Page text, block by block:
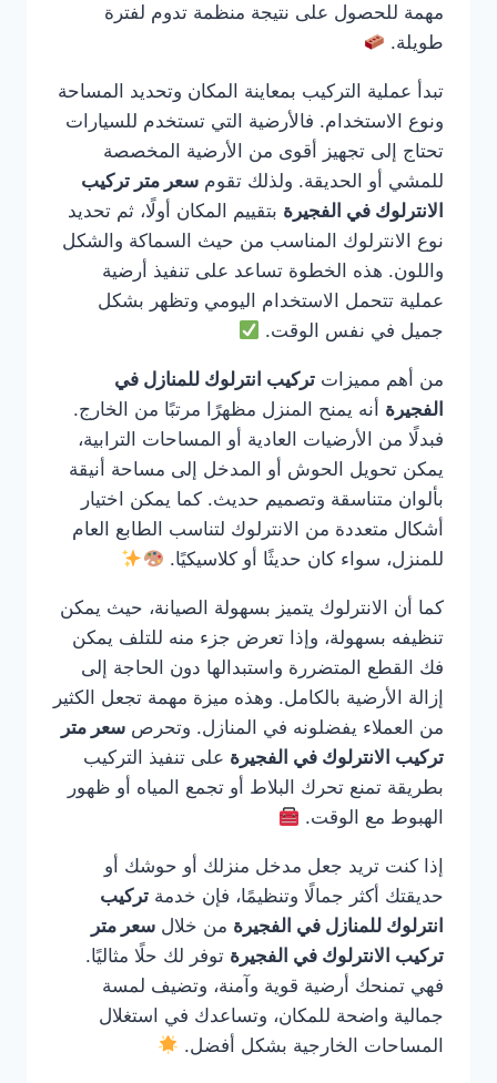
مهمة للحصول على نتيجة منظمة تدوم لفترة
طويلة.
تبدأ عملية التركيب بمعاينة المكان وتحديد المساحة
ونوع الاستخدام. فالأرضية التي تستخدم للسيارات
تحتاج إلى تجهيز أقوى من الأرضية المخصصة
للمشي أو الحديقة. ولذلك تقوم سعر متر تركيب
الانترلوك في الفجيرة بتقييم المكان أولًا، ثم تحديد
نوع الانترلوك المناسب من حيث السماكة والشكل
واللون. هذه الخطوة تساعد على تنفيذ أرضية
عملية تتحمل الاستخدام اليومي وتظهر بشكل
جميل في نفس الوقت.
من أهم مميزات تركيب انترلوك للمنازل في
الفجيرة أنه يمنح المنزل مظهرًا مرتبًا من الخارج.
فبدلًا من الأرضيات العادية أو المساحات الترابية،
يمكن تحويل الحوش أو المدخل إلى مساحة أنيقة
بألوان متناسقة وتصميم حديث. كما يمكن اختيار
أشكال متعددة من الانترلوك لتناسب الطابع العام
للمنزل، سواء كان حديثًا أو كلاسيكيًا.
كما أن الانترلوك يتميز بسهولة الصيانة، حيث يمكن
تنظيفه بسهولة، وإذا تعرض جزء منه للتلف يمكن
فك القطع المتضررة واستبدالها دون الحاجة إلى
إزالة الأرضية بالكامل. وهذه ميزة مهمة تجعل الكثير
من العملاء يفضلونه في المنازل. وتحرص سعر متر
تركيب الانترلوك في الفجيرة على تنفيذ التركيب
بطريقة تمنع تحرك البلاط أو تجمع المياه أو ظهور
الهبوط مع الوقت.
إذا كنت تريد جعل مدخل منزلك أو حوشك أو
حديقتك أكثر جمالًا وتنظيمًا، فإن خدمة تركيب
انترلوك للمنازل في الفجيرة من خلال سعر متر
تركيب الانترلوك في الفجيرة توفر لك حلًا مثاليًا.
فهي تمنحك أرضية قوية وآمنة، وتضيف لمسة
جمالية واضحة للمكان، وتساعدك في استغلال
المساحات الخارجية بشكل أفضل.